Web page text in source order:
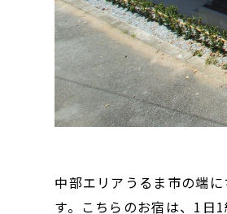
中部エリアうるま市の端
す。こちらのお宿は、1日